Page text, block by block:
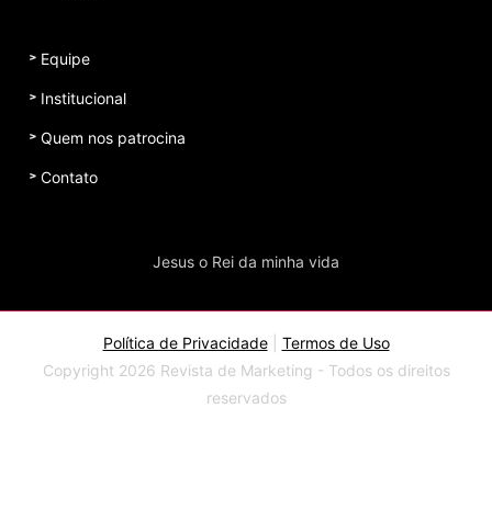
Equipe
Institucional
Quem nos patrocina
Contato
Jesus o Rei da minha vida
Política de Privacidade| Termos de Uso
Copyright 2026 Revista de Marketing - Todos os direitos
reservados